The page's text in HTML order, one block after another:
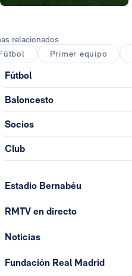
relacionados
Primer equipo
Fútbol
Baloncesto
Socios
Club
Estadio Bernabéu
RMTV en directo
Noticias
Fundación Real Madrid